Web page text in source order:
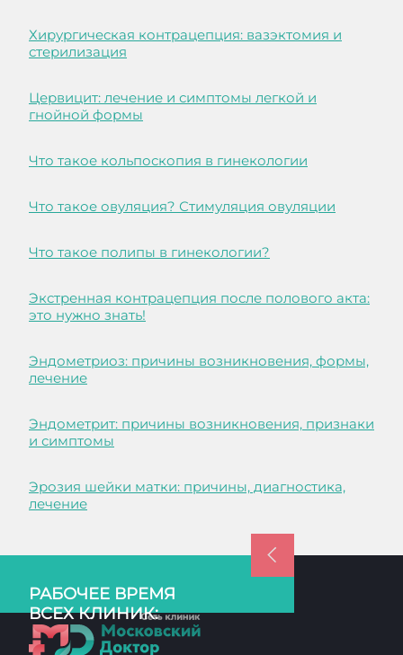
Хирургическая контрацепция: вазэктомия и
стерилизация
Цервицит: лечение и симптомы легкой и
гнойной формы
Что такое кольпоскопия в гинекологии
Что такое овуляция? Стимуляция овуляции
Что такое полипы в гинекологии?
Экстренная контрацепция после полового акта:
это нужно знать!
Эндометриоз: причины возникновения, формы,
лечение
Эндометрит: причины возникновения, признаки
и симптомы
Эрозия шейки матки: причины, диагностика,
лечение
РАБОЧЕЕ ВРЕМЯ
ВСЕХ КЛИНИК: